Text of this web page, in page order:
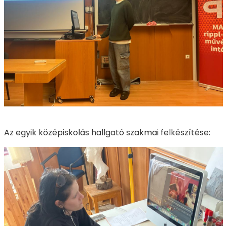
Az egyik középiskolás hallgató szakmai felkészítése: